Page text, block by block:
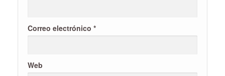
Correo electrónico *
Web